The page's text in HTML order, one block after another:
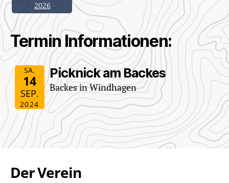
2026
Termin Informationen:
SA.
14
SEP.
2024
Picknick am Backes
Backes in Windhagen
Der Verein